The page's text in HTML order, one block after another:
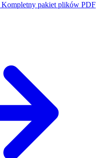
Kompletny pakiet plików PDF